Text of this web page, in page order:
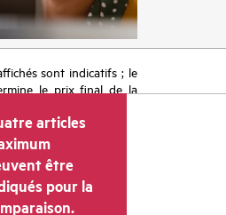
sont indicatifs ; le
le prix final de la
ou les taxes sur la vente
Le prix de la
par le revendeur
rapport à d’autres
prix indicatif affiché.
peuvent inclure des
articles
être
pour la